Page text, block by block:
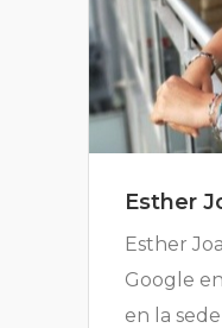
Esther
Esther
Google
en la